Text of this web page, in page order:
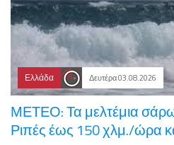
Ελλάδα Δευτέρα 03.08.2026
ΜΕΤΕΟ: Τα μελτέμια
Ριπές έως 150 χλμ./ώρα